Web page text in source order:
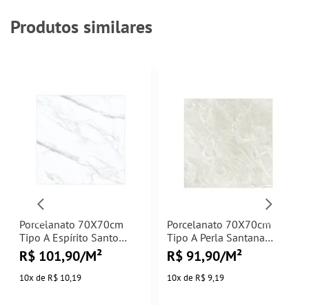
Produtos similares
Porcelanato 70X70cm
Tipo A Espírito Santo
Polido Elizabeth - 2,45m²
R$ 101,90/M²
10x de R$ 10,19
Porcelanato 70X70cm
Tipo A Perla Santana
Acetinado Elizabeth -
2,45m²
R$ 91,90/M²
10x de R$ 9,19